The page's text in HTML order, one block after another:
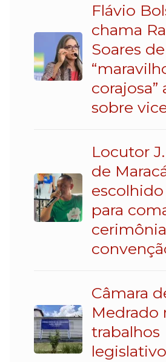
Flávio
chama
Soares de
corajosa”
sobre
Locutor
de
para
Câmara
Medrado
trabalhos